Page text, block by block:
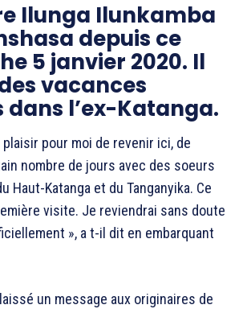
Ilunga Ilunkamba
depuis ce
5 janvier 2020. Il
vacances
dans l’ex-Katanga.
plaisir pour moi de revenir ici, de
nombre de jours avec des soeurs
Haut-Katanga et du Tanganyika. Ce
visite. Je reviendrai sans doute
», a t-il dit en embarquant
un message aux originaires de